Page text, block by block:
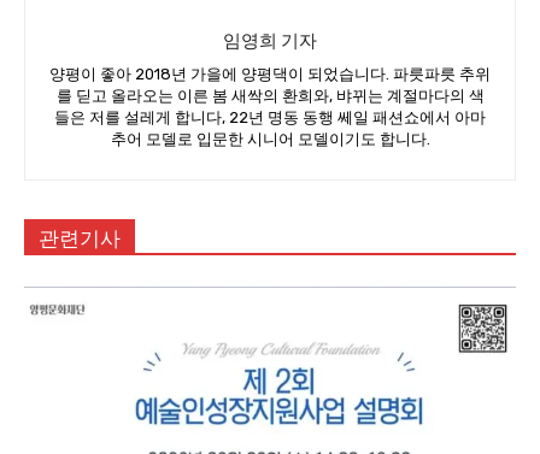
임영희 기자
양평이 좋아 2018년 가을에 양평댁이 되었습니다. 파릇파릇 추위
를 딛고 올라오는 이른 봄 새싹의 환희와, 뱌뀌는 계절마다의 색
들은 저를 설레게 합니다, 22년 명동 동행 쎄일 패션쇼에서 아마
추어 모델로 입문한 시니어 모델이기도 합니다.
관련기사